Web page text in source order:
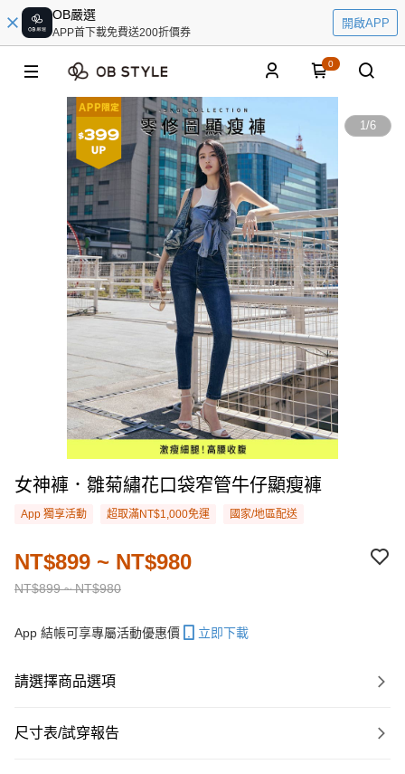
OB嚴選
APP首下載免費送200折價券
開啟APP
0
1/6
女神褲．雛菊繡花口袋窄管牛仔顯瘦褲
App 獨享活動 超取滿NT$1,000免運 國家/地區配送
NT$899 ~ NT$980
NT$899 ~ NT$980
App 結帳可享專屬活動優惠價 立即下載
請選擇商品選項
尺寸表/試穿報告